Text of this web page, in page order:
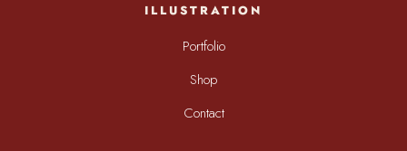
ILLUSTRATION
Portfolio
Shop
Contact